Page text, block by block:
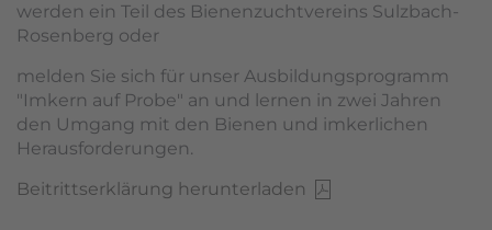
werden ein Teil des Bienenzuchtvereins Sulzbach-
Rosenberg oder
melden Sie sich für unser Ausbildungsprogramm
"Imkern auf Probe" an und lernen in zwei Jahren
den Umgang mit den Bienen und imkerlichen
Herausforderungen.
Beitrittserklärung herunterladen